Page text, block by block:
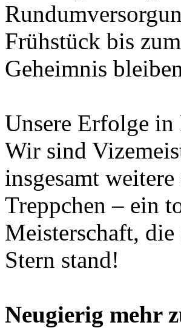
Frühstück bis
Geheimnis
Unsere Erfolge in
Wir sind
insgesamt
Treppchen – ein
Meisterschaft,
Stern stand!
Neugierig mehr